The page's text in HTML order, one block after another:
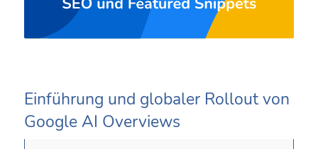
Einführung und globaler Rollout von
Google AI Overviews